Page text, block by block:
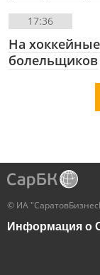
17:36
На
болельщиков
© ИА
Информация о